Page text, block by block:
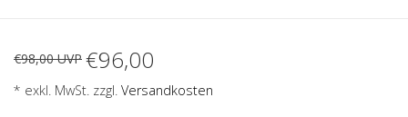
€98,00 UVP €96,00
* exkl. MwSt. zzgl. Versandkosten